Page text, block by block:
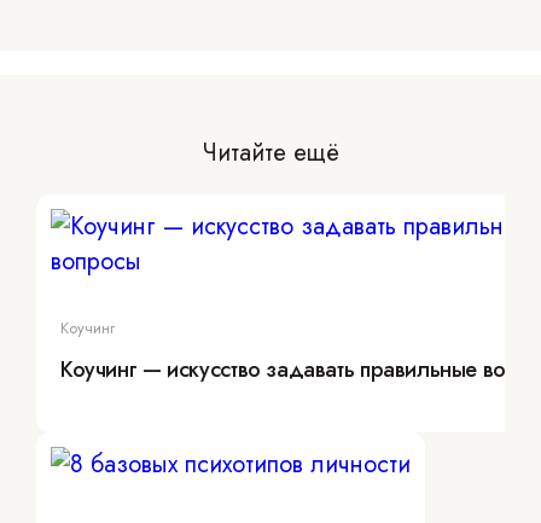
Читайте ещё
Коучинг
Коучинг — искусство задавать правильные